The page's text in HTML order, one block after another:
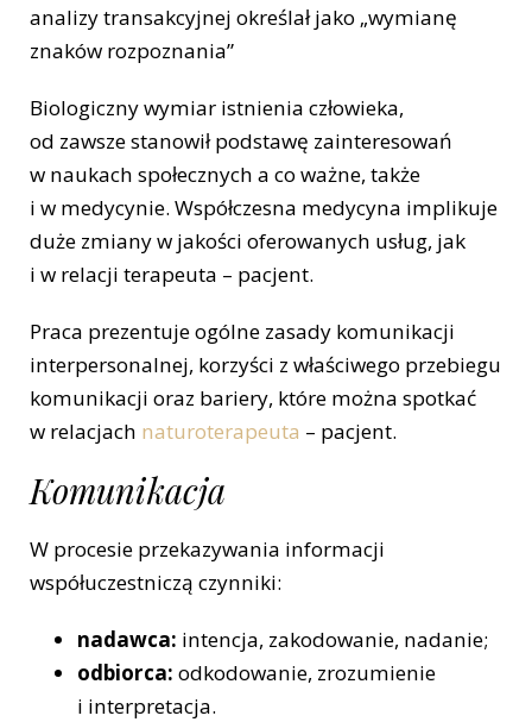
analizy transakcyjnej określał jako „wymianę
znaków rozpoznania”
Biologiczny wymiar istnienia człowieka,
od zawsze stanowił podstawę zainteresowań
w naukach społecznych a co ważne, także
i w medycynie. Współczesna medycyna implikuje
duże zmiany w jakości oferowanych usług, jak
i w relacji terapeuta – pacjent.
Praca prezentuje ogólne zasady komunikacji
interpersonalnej, korzyści z właściwego przebiegu
komunikacji oraz bariery, które można spotkać
w relacjach naturoterapeuta – pacjent.
Komunikacja
W procesie przekazywania informacji
współuczestniczą czynniki:
nadawca: intencja, zakodowanie, nadanie;
odbiorca: odkodowanie, zrozumienie
i interpretacja.